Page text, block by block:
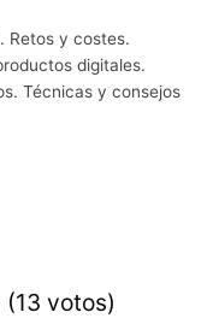
Retos y costes.
digitales.
Técnicas y consejos
votos)